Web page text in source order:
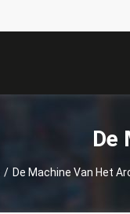
De
/ De Machine Van Het